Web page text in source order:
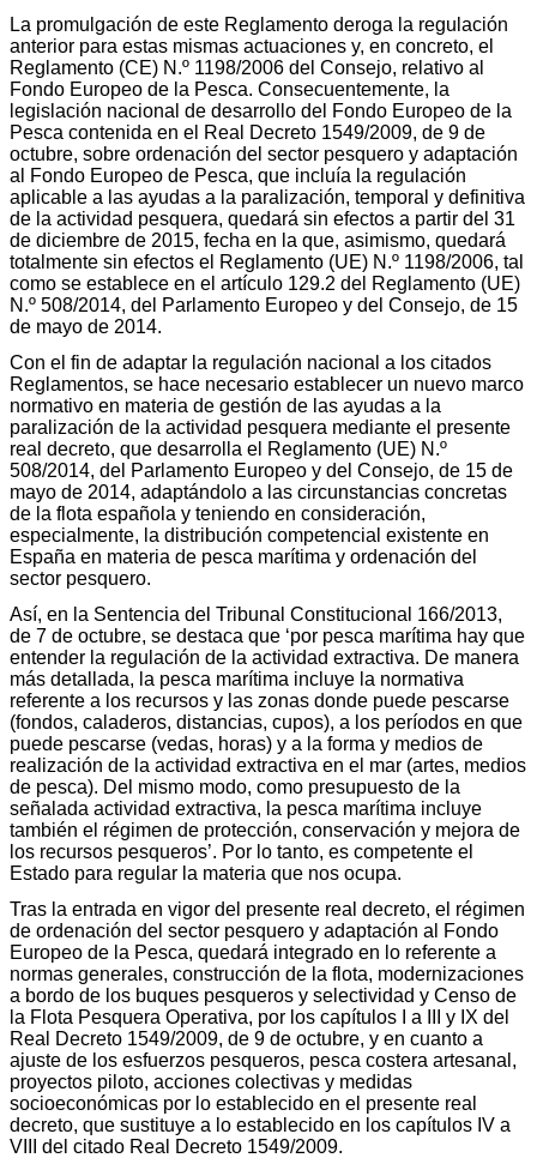
La promulgación de este Reglamento deroga la regulación
anterior para estas mismas actuaciones y, en concreto, el
Reglamento (CE) N.º 1198/2006 del Consejo, relativo al
Fondo Europeo de la Pesca. Consecuentemente, la
legislación nacional de desarrollo del Fondo Europeo de la
Pesca contenida en el Real Decreto 1549/2009, de 9 de
octubre, sobre ordenación del sector pesquero y adaptación
al Fondo Europeo de Pesca, que incluía la regulación
aplicable a las ayudas a la paralización, temporal y definitiva
de la actividad pesquera, quedará sin efectos a partir del 31
de diciembre de 2015, fecha en la que, asimismo, quedará
totalmente sin efectos el Reglamento (UE) N.º 1198/2006, tal
como se establece en el artículo 129.2 del Reglamento (UE)
N.º 508/2014, del Parlamento Europeo y del Consejo, de 15
de mayo de 2014.
Con el fin de adaptar la regulación nacional a los citados
Reglamentos, se hace necesario establecer un nuevo marco
normativo en materia de gestión de las ayudas a la
paralización de la actividad pesquera mediante el presente
real decreto, que desarrolla el Reglamento (UE) N.º
508/2014, del Parlamento Europeo y del Consejo, de 15 de
mayo de 2014, adaptándolo a las circunstancias concretas
de la flota española y teniendo en consideración,
especialmente, la distribución competencial existente en
España en materia de pesca marítima y ordenación del
sector pesquero.
Así, en la Sentencia del Tribunal Constitucional 166/2013,
de 7 de octubre, se destaca que ‘por pesca marítima hay que
entender la regulación de la actividad extractiva. De manera
más detallada, la pesca marítima incluye la normativa
referente a los recursos y las zonas donde puede pescarse
(fondos, caladeros, distancias, cupos), a los períodos en que
puede pescarse (vedas, horas) y a la forma y medios de
realización de la actividad extractiva en el mar (artes, medios
de pesca). Del mismo modo, como presupuesto de la
señalada actividad extractiva, la pesca marítima incluye
también el régimen de protección, conservación y mejora de
los recursos pesqueros’. Por lo tanto, es competente el
Estado para regular la materia que nos ocupa.
Tras la entrada en vigor del presente real decreto, el régimen
de ordenación del sector pesquero y adaptación al Fondo
Europeo de la Pesca, quedará integrado en lo referente a
normas generales, construcción de la flota, modernizaciones
a bordo de los buques pesqueros y selectividad y Censo de
la Flota Pesquera Operativa, por los capítulos I a III y IX del
Real Decreto 1549/2009, de 9 de octubre, y en cuanto a
ajuste de los esfuerzos pesqueros, pesca costera artesanal,
proyectos piloto, acciones colectivas y medidas
socioeconómicas por lo establecido en el presente real
decreto, que sustituye a lo establecido en los capítulos IV a
VIII del citado Real Decreto 1549/2009.